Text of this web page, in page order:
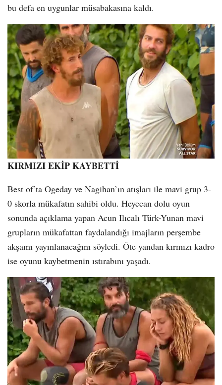
bu defa en uygunlar müsabakasına kaldı.
KIRMIZI EKİP KAYBETTİ
Best of’ta Ogeday ve Nagihan’ın atışları ile mavi grup 3-
0 skorla mükafatın sahibi oldu. Heyecan dolu oyun
sonunda açıklama yapan Acun Ilıcalı Türk-Yunan mavi
grupların mükafattan faydalandığı imajların perşembe
akşamı yayınlanacağını söyledi. Öte yandan kırmızı kadro
ise oyunu kaybetmenin ıstırabını yaşadı.